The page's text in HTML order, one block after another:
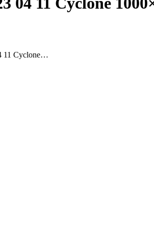
11 Cyclone…